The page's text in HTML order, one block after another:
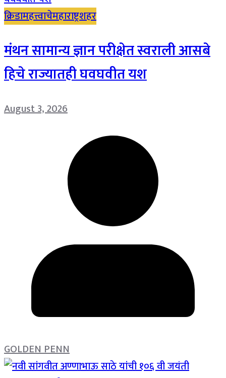
क्रिडामहत्त्वाचेमहाराष्ट्रशहर
मंथन सामान्य ज्ञान परीक्षेत स्वराली आसबे
हिचे राज्यातही घवघवीत यश
August 3, 2026
GOLDEN PENN